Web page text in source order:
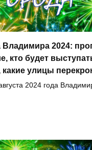
Владимира 2024:
кто будет
какие улицы
2024 года